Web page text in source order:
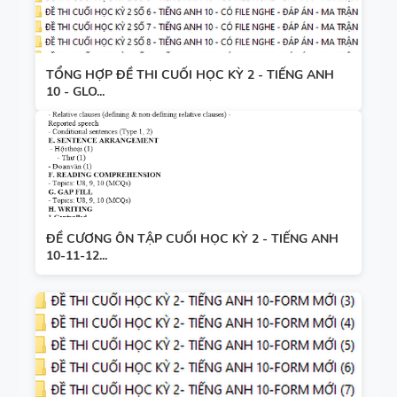
TỔNG HỢP ĐỀ THI CUỐI HỌC KỲ 2 - TIẾNG ANH
10 - GLO...
ĐỀ CƯƠNG ÔN TẬP CUỐI HỌC KỲ 2 - TIẾNG ANH
10-11-12...